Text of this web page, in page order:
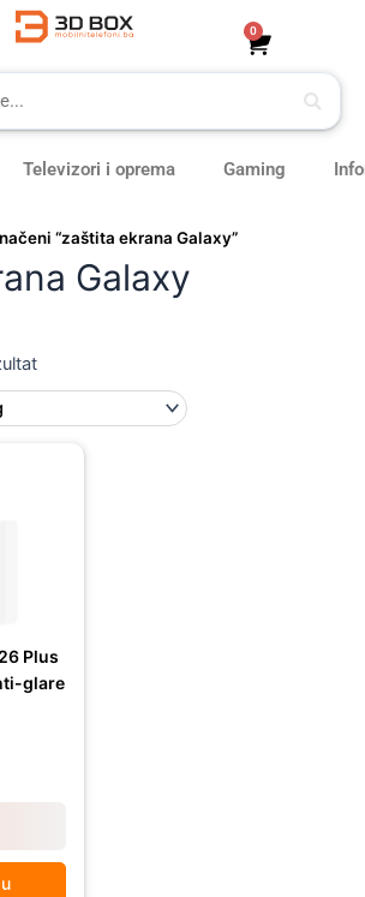
0
Cart
Televizori i oprema Gaming
“zaštita ekrana Galaxy”
Galaxy
Plus
glare